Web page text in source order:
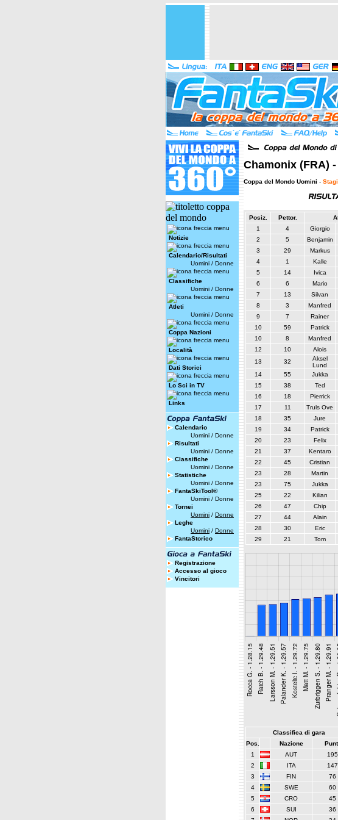
Notizie
Calendario/Risultati
Uomini / Donne
Classifiche
Uomini / Donne
Atleti
Uomini / Donne
Coppa Nazioni
Località
Dati Storici
Lo Sci in TV
Links
Calendario
Uomini / Donne
Risultati
Uomini / Donne
Classifiche
Uomini / Donne
Statistiche
Uomini / Donne
FantaSkiTool®
Uomini / Donne
Tornei
Uomini / Donne
Leghe
Uomini / Donne
FantaStorico
Registrazione
Accesso al gioco
Vincitori
Chamonix (FRA)
Coppa del Mondo Uomini -
Posiz. Pettor.
1
4 Giorgio
2
5 Benjamin
3
29 Markus
4
1 Kalle
5
14 Ivica
6
6 Mario
7
13 Silvan
8
3 Manfred
9
7 Rainer
10
59 Patrick
10
8 Manfred
12
10 Alois
13
32
Aksel
Lund
14
55 Jukka
15
38 Ted
16
18 Pierrick
17
11 Truls Ove
18
35 Jure
19
34 Patrick
20
23 Felix
21
37 Kentaro
22
45 Cristian
23
28 Martin
23
75 Jukka
25
22 Kilian
26
47 Chip
27
44 Alain
28
30 Eric
29
21 Tom
Classifica di gara
Pos.
Nazione
1
AUT
195
2
ITA
147
3
FIN
76
4
SWE
60
5
CRO
45
6
SUI
36